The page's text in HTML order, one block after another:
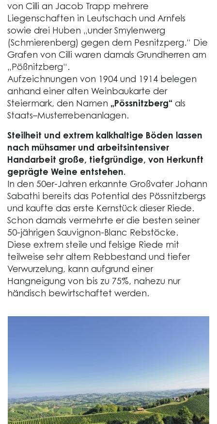
von Cilli an Jacob Trapp mehrere
Liegenschaften in Leutschach und Arnfels
sowie drei Huben „under Smylenwerg
(Schmierenberg) gegen dem Pesnitzperg.“ Die
Grafen von Cilli waren damals Grundherren am
„Pößnitzberg“.
Aufzeichnungen von 1904 und 1914 belegen
anhand einer alten Weinbaukarte der
Steiermark, den Namen „Pössnitzberg“ als
Staats–Musterrebenanlagen.
Steilheit und extrem kalkhaltige Böden lassen
nach mühsamer und arbeitsintensiver
Handarbeit große, tiefgründige, von Herkunft
geprägte Weine entstehen.
In den 50er-Jahren erkannte Großvater Johann
Sabathi bereits das Potential des Pössnitzbergs
und kaufte das erste Kernstück dieser Riede.
Schon damals vermehrte er die besten seiner
50-jährigen Sauvignon-Blanc Rebstöcke.
Diese extrem steile und felsige Riede mit
teilweise sehr altem Rebbestand und tiefer
Verwurzelung, kann aufgrund einer
Hangneigung von bis zu 75%, nahezu nur
händisch bewirtschaftet werden.